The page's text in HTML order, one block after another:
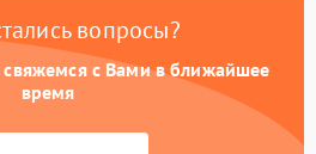
1200 ₽
Подробнее →
вопросы?
свяжемся с Вами в ближайшее
время